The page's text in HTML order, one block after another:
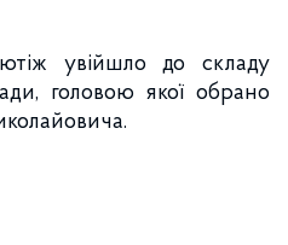
увійшло до складу
головою якої обрано